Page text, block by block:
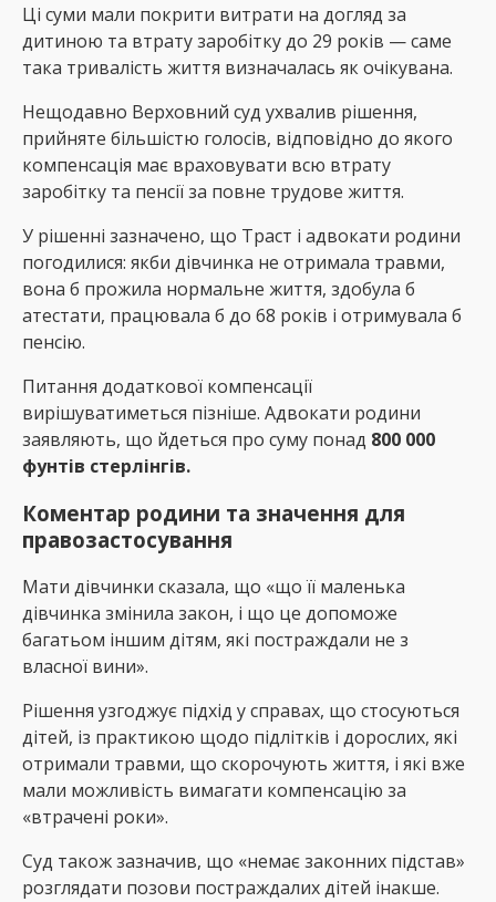
Ці суми мали покрити витрати на догляд за
дитиною та втрату заробітку до 29 років — саме
така тривалість життя визначалась як очікувана.
Нещодавно Верховний суд ухвалив рішення,
прийняте більшістю голосів, відповідно до якого
компенсація має враховувати всю втрату
заробітку та пенсії за повне трудове життя.
У рішенні зазначено, що Траст і адвокати родини
погодилися: якби дівчинка не отримала травми,
вона б прожила нормальне життя, здобула б
атестати, працювала б до 68 років і отримувала б
пенсію.
Питання додаткової компенсації
вирішуватиметься пізніше. Адвокати родини
заявляють, що йдеться про суму понад 800 000
фунтів стерлінгів.
Коментар родини та значення для
правозастосування
Мати дівчинки сказала, що «що її маленька
дівчинка змінила закон, і що це допоможе
багатьом іншим дітям, які постраждали не з
власної вини».
Рішення узгоджує підхід у справах, що стосуються
дітей, із практикою щодо підлітків і дорослих, які
отримали травми, що скорочують життя, і які вже
мали можливість вимагати компенсацію за
«втрачені роки».
Суд також зазначив, що «немає законних підстав»
розглядати позови постраждалих дітей інакше.